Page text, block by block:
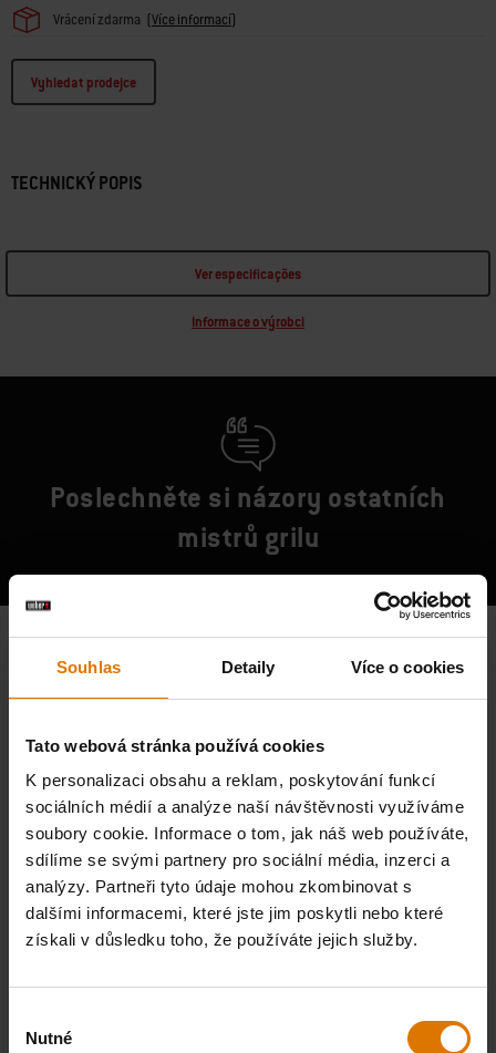
Souhlas Detaily Více o cookies
Tato webová stránka používá cookies
K personalizaci obsahu a reklam, poskytování funkcí
sociálních médií a analýze naší návštěvnosti využíváme
soubory cookie. Informace o tom, jak náš web používáte,
sdílíme se svými partnery pro sociální média, inzerci a
analýzy. Partneři tyto údaje mohou zkombinovat s
dalšími informacemi, které jste jim poskytli nebo které
získali v důsledku toho, že používáte jejich služby.
souhlasu
Nutné
Vrácení zdarma (Více informací)
Vyhledat prodejce
TECHNICKÝ POPIS
Ver especificações
Informace o výrobci
Poslechněte si názory ostatních
mistrů grilu